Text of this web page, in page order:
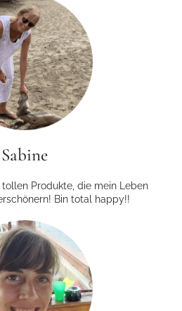
Sabine
Produkte, die mein Leben
Bin total happy!!